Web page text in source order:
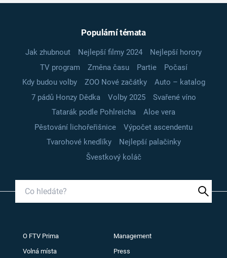
Populární témata
Jak zhubnout Nejlepší filmy 2024
Nejlepší horory
TV program
Změna času Partie
Počasí
Kdy budou volby
ZOO Nové začátky
Auto – katalog
7 pádů Honzy Dědka
Volby 2025
Svařené víno
Tatarák podle Pohlreicha
Aloe vera
Pěstování lichořeřišnice
Výpočet ascendentu
Tvarohové knedlíky
Nejlepší palačinky
Švestkový koláč
O FTV Prima Management
Volná místa Press